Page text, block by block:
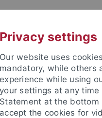
STUDIUM
Privacy settings
Our website uses
mandatory, while others
experience while using
your settings at any time
Statement at the bottom
accept the cookies for